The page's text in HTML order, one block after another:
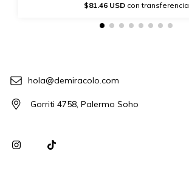
$81.46 USDcon transferencia
hola@demiracolo.com
Gorriti 4758, Palermo Soho